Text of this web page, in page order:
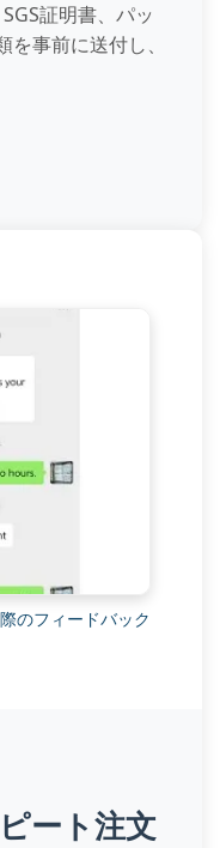
証明書、パッ
事前に送付し、
ート注文
のフィードバック